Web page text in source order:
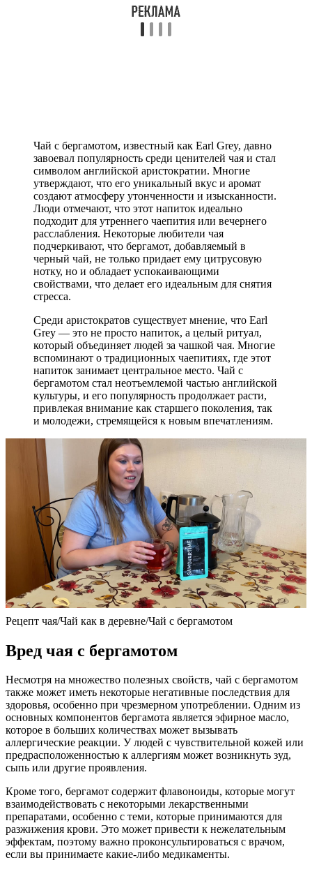
Чай с бергамотом, известный как Earl Grey, давно
завоевал популярность среди ценителей чая и стал
символом английской аристократии. Многие
утверждают, что его уникальный вкус и аромат
создают атмосферу утонченности и изысканности.
Люди отмечают, что этот напиток идеально
подходит для утреннего чаепития или вечернего
расслабления. Некоторые любители чая
подчеркивают, что бергамот, добавляемый в
черный чай, не только придает ему цитрусовую
нотку, но и обладает успокаивающими
свойствами, что делает его идеальным для снятия
стресса.
Среди аристократов существует мнение, что Earl
Grey — это не просто напиток, а целый ритуал,
который объединяет людей за чашкой чая. Многие
вспоминают о традиционных чаепитиях, где этот
напиток занимает центральное место. Чай с
бергамотом стал неотъемлемой частью английской
культуры, и его популярность продолжает расти,
привлекая внимание как старшего поколения, так
и молодежи, стремящейся к новым впечатлениям.
Рецепт чая/Чай как в деревне/Чай с бергамотом
Вред чая с бергамотом
Несмотря на множество полезных свойств, чай с бергамотом
также может иметь некоторые негативные последствия для
здоровья, особенно при чрезмерном употреблении. Одним из
основных компонентов бергамота является эфирное масло,
которое в больших количествах может вызывать
аллергические реакции. У людей с чувствительной кожей или
предрасположенностью к аллергиям может возникнуть зуд,
сыпь или другие проявления.
Кроме того, бергамот содержит флавоноиды, которые могут
взаимодействовать с некоторыми лекарственными
препаратами, особенно с теми, которые принимаются для
разжижения крови. Это может привести к нежелательным
эффектам, поэтому важно проконсультироваться с врачом,
если вы принимаете какие-либо медикаменты.